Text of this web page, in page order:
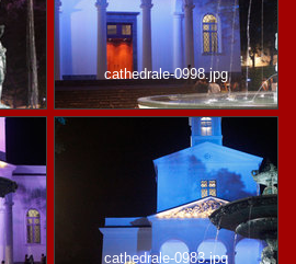
cathedrale-0998.jpg
cathedrale-0983.jpg